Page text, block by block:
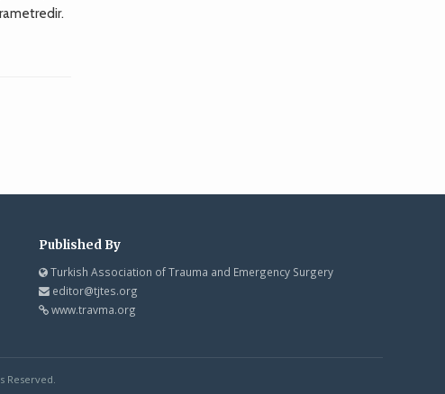
Published By
Turkish Association of Trauma and Emergency Surgery
editor@tjtes.org
www.travma.org
Reserved.